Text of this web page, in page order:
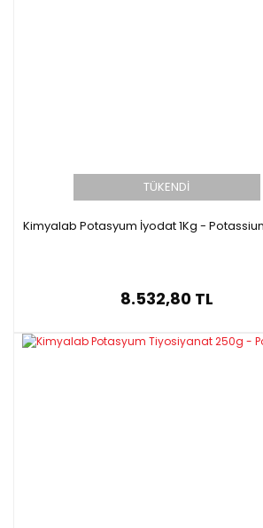
TÜKENDİ
Kimyalab Potasyum İyodat 1Kg -
8.532,80 TL